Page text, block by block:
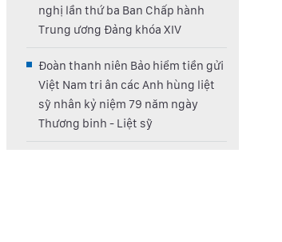
nghị lần thứ ba Ban Chấp hành
Trung ương Đảng khóa XIV
Đoàn thanh niên Bảo hiểm tiền gửi
Việt Nam tri ân các Anh hùng liệt
sỹ nhân kỷ niệm 79 năm ngày
Thương binh - Liệt sỹ